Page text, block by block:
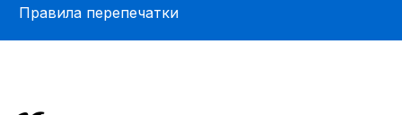
Правила перепечатки